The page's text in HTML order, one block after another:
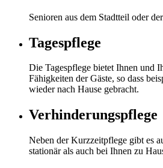
Senioren aus dem Stadtteil oder
Tagespflege
Die Tagespflege bietet Ihnen und
Fähigkeiten der Gäste, so dass
wieder nach Hause gebracht.
Verhinderungspflege
Neben der Kurzzeitpflege gibt es
stationär als auch bei Ihnen zu